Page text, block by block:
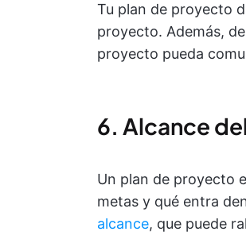
Tu plan de proyecto
proyecto. Además,
proyecto pueda
6. Alcance
Un plan de proyecto
metas y qué entra
alcance, que puede